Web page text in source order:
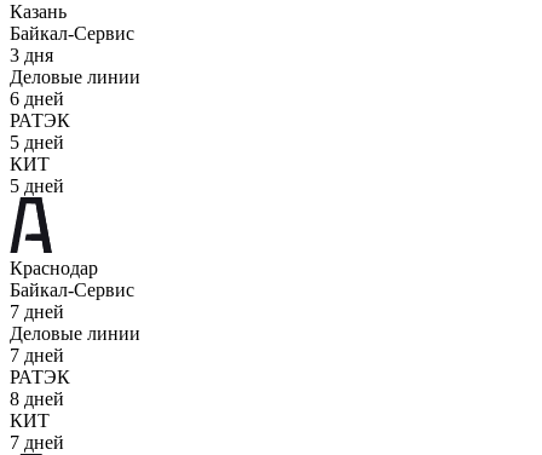
Казань
Байкал-Сервис
3 дня
Деловые линии
6 дней
РАТЭК
5 дней
КИТ
5 дней
Краснодар
Байкал-Сервис
7 дней
Деловые линии
7 дней
РАТЭК
8 дней
КИТ
7 дней